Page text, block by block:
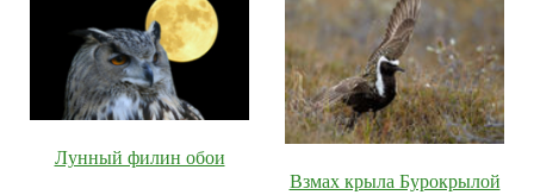
Лунный филин обои
Взмах крыла Бурокрылой